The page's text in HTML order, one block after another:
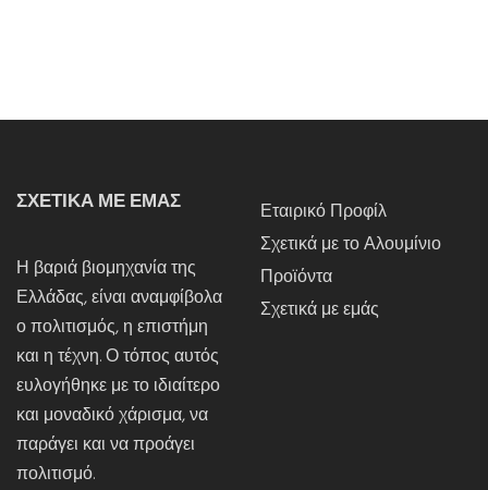
ΣΧΕΤΙΚΑ ΜΕ ΕΜΑΣ
Η βαριά βιομηχανία της
Ελλάδας, είναι αναμφίβολα
ο πολιτισμός, η επιστήμη
και η τέχνη. Ο τόπος αυτός
ευλογήθηκε με το ιδιαίτερο
και μοναδικό χάρισμα, να
παράγει και να προάγει
πολιτισμό.
Εταιρικό Προφίλ
Σχετικά με το Αλουμίνιο
Προϊόντα
Σχετικά με εμάς